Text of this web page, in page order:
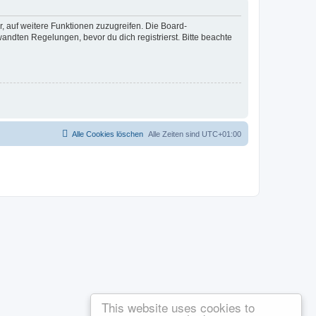
This website uses cookies to
auf weitere Funktionen zuzugreifen. Die Board-
Regelungen, bevor du dich registrierst. Bitte beachte
Alle Zeiten sind UTC+01:00
Alle Cookies löschen